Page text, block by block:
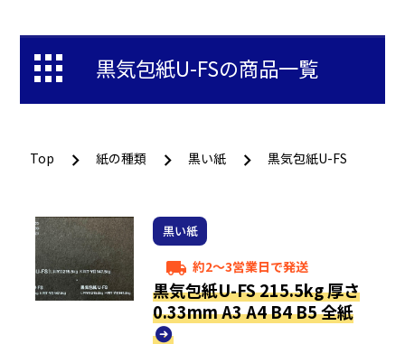
黒気包紙U-FSの商品一覧
Top 紙の種類 黒い紙 黒気包紙U-FS
黒い紙
local_shipping 約2～3営業日で発送
黒気包紙U-FS 215.5kg 厚さ
0.33mm A3 A4 B4 B5 全紙